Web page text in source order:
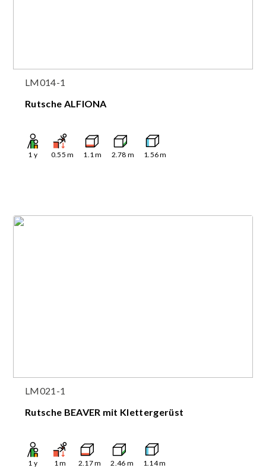
LM014-1
Rutsche ALFIONA
1 y 0.55 m 1.1m 2.78 m 1.56m
LM021-1
Rutsche BEAVER mit Klettergerüst
1 y 1m 2.17m 2.46 m 1.14m